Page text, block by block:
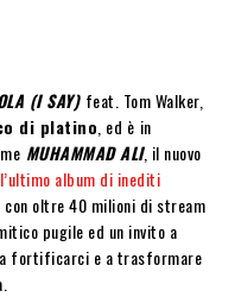
(I SAY) feat. Tom Walker,
di platino , ed è in
MUHAMMAD ALI, il nuovo
l’ultimo album di inediti
oltre 40 milioni di stream
pugile ed un invito a
fortificarci e a trasformare